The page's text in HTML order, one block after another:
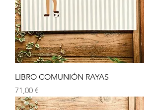
LIBRO COMUNIÓN RAYAS
Precio
71,00 €